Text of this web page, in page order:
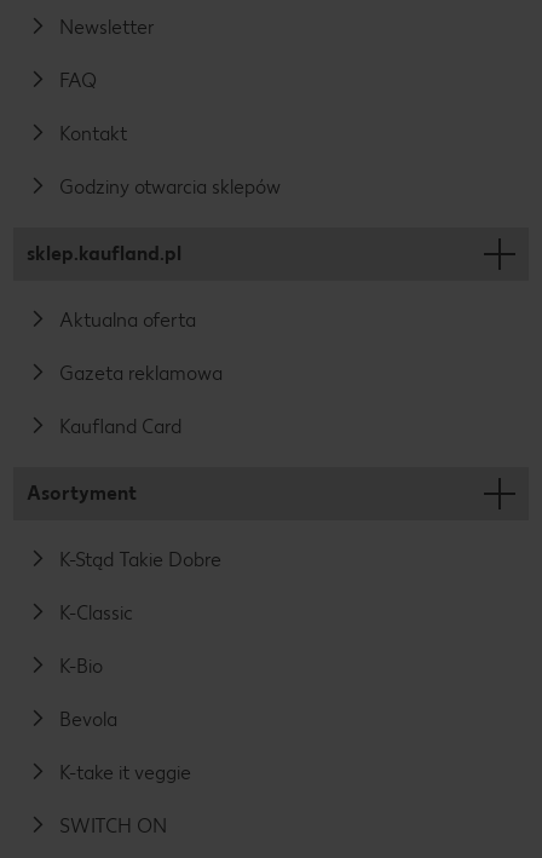
Newsletter
FAQ
Kontakt
Godziny otwarcia sklepów
sklep.kaufland.pl
Aktualna oferta
Gazeta reklamowa
Kaufland Card
Asortyment
K-Stąd Takie Dobre
K-Classic
K-Bio
Bevola
K-take it veggie
SWITCH ON